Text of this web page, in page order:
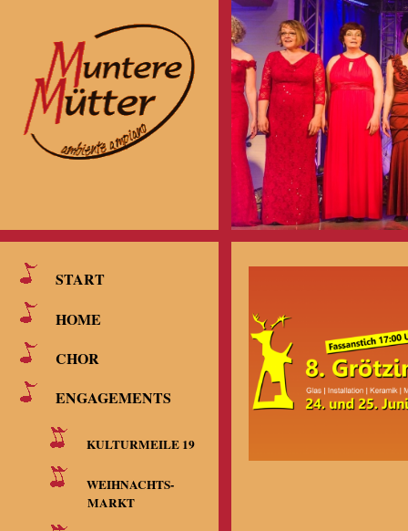
START
HOME
CHOR
ENGAGEMENTS
KULTURMEILE 19
WEIHNACHTS-
MARKT